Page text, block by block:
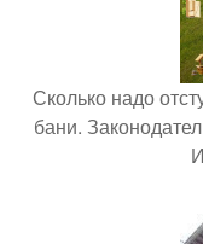
Сколько надо
бани.